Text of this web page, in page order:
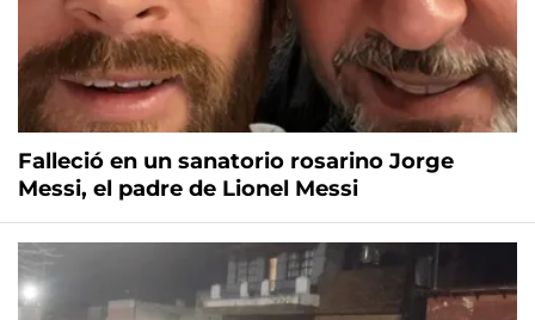
Falleció en un sanatorio rosarino Jorge
Messi, el padre de Lionel Messi